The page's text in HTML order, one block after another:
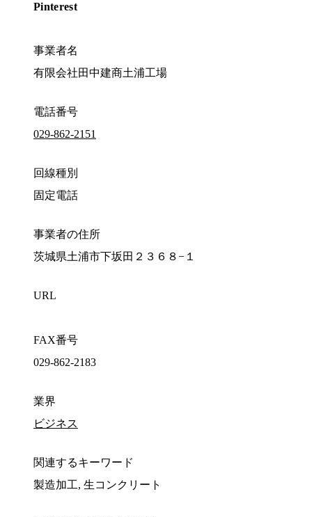
Pinterest
事業者名
有限会社田中建商土浦工場
電話番号
029-862-2151
回線種別
固定電話
事業者の住所
茨城県土浦市下坂田２３６８−１
URL
FAX番号
029-862-2183
業界
ビジネス
関連するキーワード
製造加工, 生コンクリート